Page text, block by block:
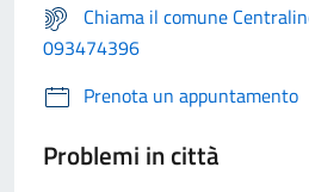
Chiama il comune
093474396
Prenota un appuntamento
Problemi in città